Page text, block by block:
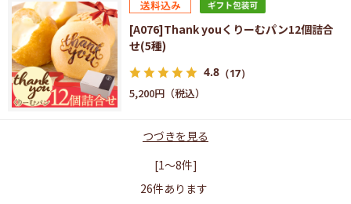
[A076]Thank youくりーむパン12個詰合
せ(5種)
4.8 （17）
5,200円
つづきを見る
[1～8件]
26件あります